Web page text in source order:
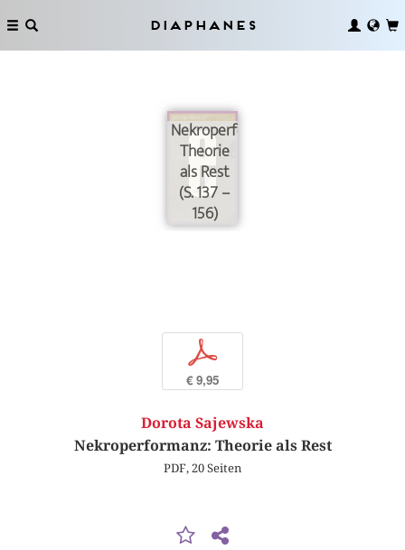
Diaphanes
Nekroperformanz:
Theorie
als Rest
(S. 137 –
156)
p
€ 9,95
Dorota Sajewska
Nekroperformanz: Theorie als Rest
PDF, 20 Seiten